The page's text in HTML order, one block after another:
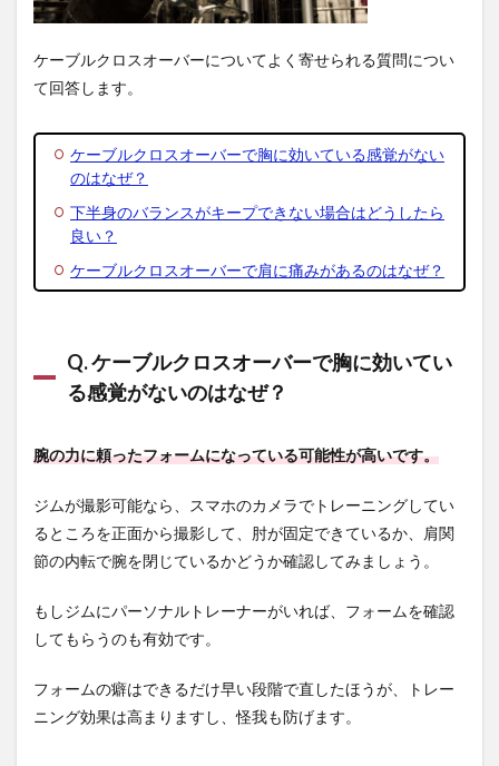
ケーブルクロスオーバーについてよく寄せられる質問につい
て回答します。
ケーブルクロスオーバーで胸に効いている感覚がない
のはなぜ？
下半身のバランスがキープできない場合はどうしたら
良い？
ケーブルクロスオーバーで肩に痛みがあるのはなぜ？
Q. ケーブルクロスオーバーで胸に効いてい
る感覚がないのはなぜ？
腕の力に頼ったフォームになっている可能性が高いです。
ジムが撮影可能なら、スマホのカメラでトレーニングしてい
るところを正面から撮影して、肘が固定できているか、肩関
節の内転で腕を閉じているかどうか確認してみましょう。
もしジムにパーソナルトレーナーがいれば、フォームを確認
してもらうのも有効です。
フォームの癖はできるだけ早い段階で直したほうが、トレー
ニング効果は高まりますし、怪我も防げます。